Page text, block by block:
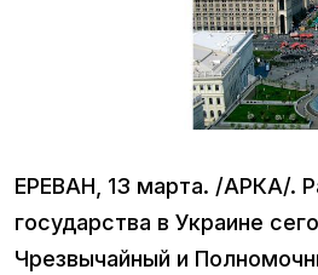
ЕРЕВАН, 13 марта. /АРКА/.
государства в Украине
Чрезвычайный и